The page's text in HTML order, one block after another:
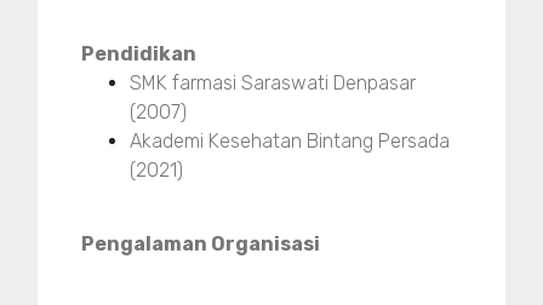
Pendidikan
SMK farmasi Saraswati Denpasar
(2007)
Akademi Kesehatan Bintang Persada
(2021)
Pengalaman Organisasi